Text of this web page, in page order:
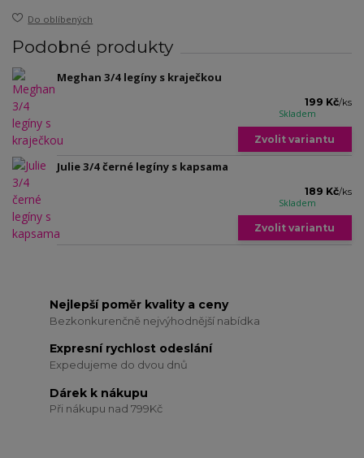
Do oblíbených
Podobné produkty
Meghan 3/4 legíny s kraječkou
199 Kč/ks
Skladem
Zvolit variantu
Julie 3/4 černé legíny s kapsama
189 Kč/ks
Skladem
Zvolit variantu
Nejlepší poměr kvality a ceny
Bezkonkurenčně nejvýhodnější nabídka
Expresní rychlost odeslání
Expedujeme do dvou dnů
Dárek k nákupu
Při nákupu nad 799Kč